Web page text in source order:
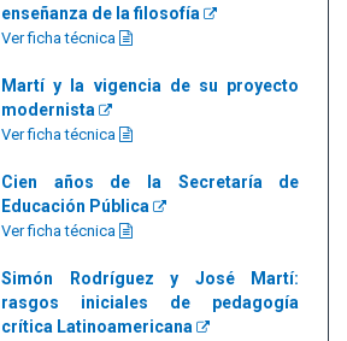
enseñanza de la filosofía
Ver ficha técnica
Martí y la vigencia de su proyecto
modernista
Ver ficha técnica
Cien años de la Secretaría de
Educación Pública
Ver ficha técnica
Simón Rodríguez y José Martí:
rasgos iniciales de pedagogía
crítica Latinoamericana